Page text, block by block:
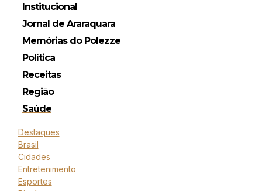
Institucional
Jornal de Araraquara
Memórias do Polezze
Política
Receitas
Região
Saúde
Destaques
Brasil
Cidades
Entretenimento
Esportes